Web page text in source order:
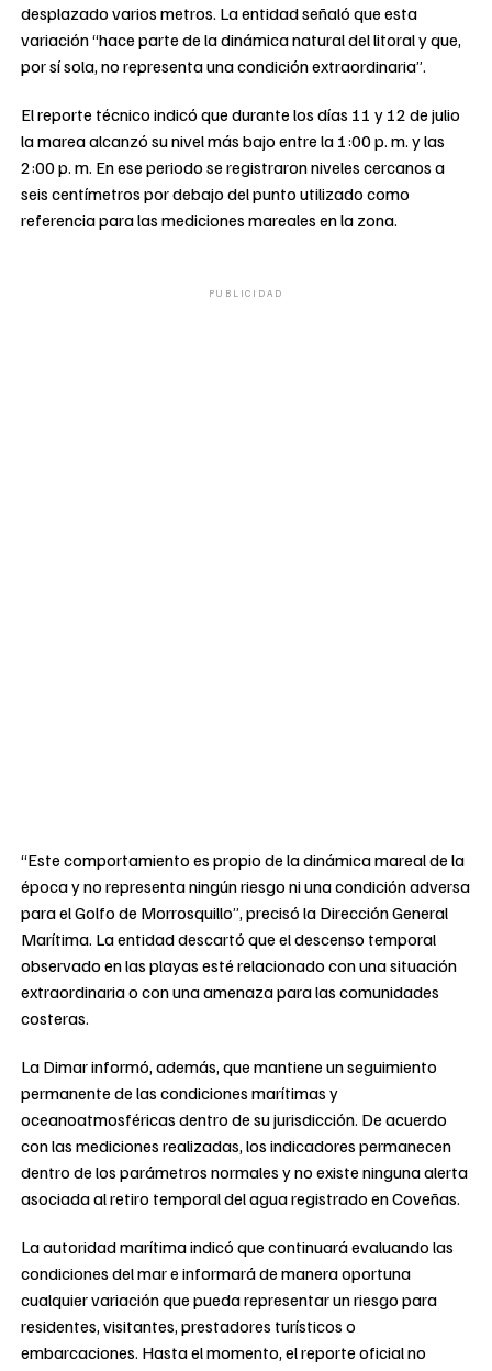
desplazado varios metros. La entidad señaló que esta
variación “hace parte de la dinámica natural del litoral y que,
por sí sola, no representa una condición extraordinaria”.
El reporte técnico indicó que durante los días 11 y 12 de julio
la marea alcanzó su nivel más bajo entre la 1:00 p. m. y las
2:00 p. m. En ese periodo se registraron niveles cercanos a
seis centímetros por debajo del punto utilizado como
referencia para las mediciones mareales en la zona.
PUBLICIDAD
“Este comportamiento es propio de la dinámica mareal de la
época y no representa ningún riesgo ni una condición adversa
para el Golfo de Morrosquillo”, precisó la Dirección General
Marítima. La entidad descartó que el descenso temporal
observado en las playas esté relacionado con una situación
extraordinaria o con una amenaza para las comunidades
costeras.
La Dimar informó, además, que mantiene un seguimiento
permanente de las condiciones marítimas y
oceanoatmosféricas dentro de su jurisdicción. De acuerdo
con las mediciones realizadas, los indicadores permanecen
dentro de los parámetros normales y no existe ninguna alerta
asociada al retiro temporal del agua registrado en Coveñas.
La autoridad marítima indicó que continuará evaluando las
condiciones del mar e informará de manera oportuna
cualquier variación que pueda representar un riesgo para
residentes, visitantes, prestadores turísticos o
embarcaciones. Hasta el momento, el reporte oficial no